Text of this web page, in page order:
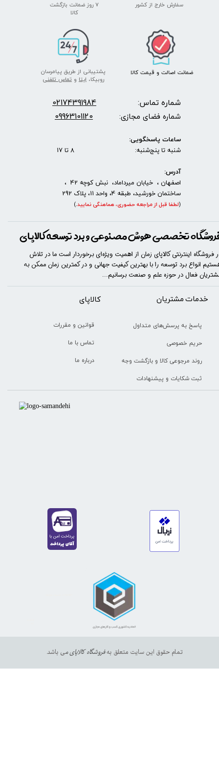
★★★★
★★★★★
تمام حقوق این سایت متعلق بهفروشگاه کالاپای می باشد.
پشتیبانی از طریق پیامرسان
روبیکا،ایتا وتماس تلفنی
سفارش خارج از کشور
۷ روز ضمانت بازگشت
​​​​​​​کالا
ضمانت اصالت و قیمت​​​​​​​ کالا ​​​​​​​
خدمات مشتریان
پاسخ به پرسش‌های متداول
حریم خصوصی
روند مرجوعی کالا و بازگشت وجه
ثبت شکایات و پیشنهادات
​​کالاپای
قوانین و مقررات
تماس با ما
درباره ما
تخصصی هوش مصنوعی و برد توسعه کالاپای
فروشگاه اینترنتی کالاپای زمان از اهمیت ویژه‌ای برخوردار است ما در تلاش
انواع برد توسعه را با​​​ بهترین کیفیت جهانی و در کمترین زمان ممکن به
فعال در حوزه علم و صنعت برسانیم...
شماره تماس: 02174391984
شماره فضای مجازی: 09963101120
ساعات پاسخگویی:
شنبه تا پنج‌شنبه: 8 تا 17
آدرس:
اصفهان ، خیابان میرداماد، نبش کوچه 42 ،
ساختمان خورشید، طبقه 4، واحد 11، پلاک 292
(لطفا قبل از مراجعه حضوری، هماهنگی نمایید.
)